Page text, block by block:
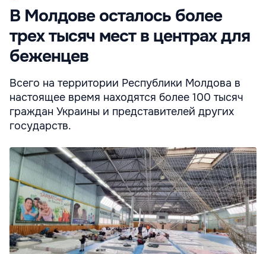
В Молдове осталось более
трех тысяч мест в центрах для
беженцев
Всего на территории Республики Молдова в
настоящее время находятся более 100 тысяч
граждан Украины и представителей других
государств.